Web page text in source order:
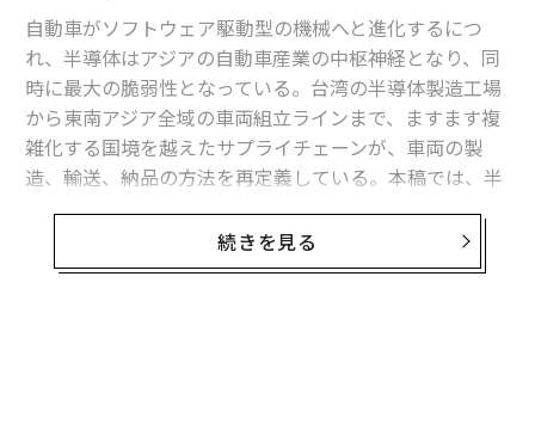
自動車がソフトウェア駆動型の機械へと進化するにつ
れ、半導体はアジアの自動車産業の中枢神経となり、同
時に最大の脆弱性となっている。台湾の半導体製造工場
から東南アジア全域の車両組立ラインまで、ますます複
雑化する国境を越えたサプライチェーンが、車両の製
造、輸送、納品の方法を再定義している。本稿では、半
か、そしてなぜ物流の強靭性が競争優位性となったのか
を探る。
続きを見る